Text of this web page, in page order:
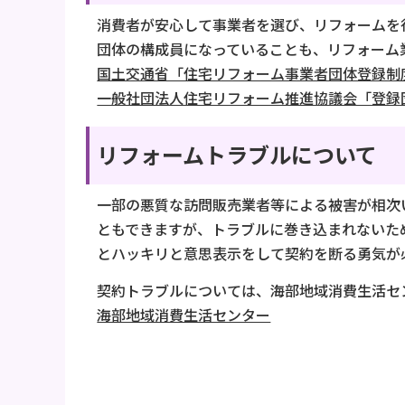
消費者が安心して事業者を選び、リフォーム
団体の構成員になっていることも、リフォー
国土交通省「住宅リフォーム事業者団体登録
一般社団法人住宅リフォーム推進協議会「登
リフォームトラブルについて
一部の悪質な訪問販売業者等による被害が相
ともできますが、トラブルに巻き込まれない
とハッキリと意思表示をして契約を断る勇気
契約トラブルについては、海部地域消費生活
海部地域消費生活センター